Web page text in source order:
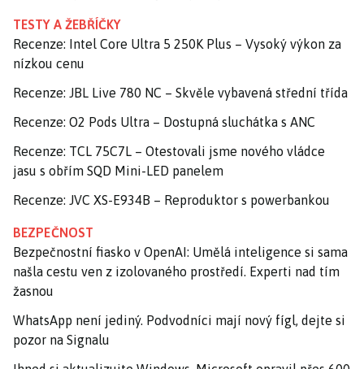
TESTY A ŽEBŘÍČKY
Recenze: Intel Core Ultra 5 250K Plus – Vysoký výkon za
nízkou cenu
Recenze: JBL Live 780 NC – Skvěle vybavená střední třída
Recenze: O2 Pods Ultra – Dostupná sluchátka s ANC
Recenze: TCL 75C7L – Otestovali jsme nového vládce
jasu s obřím SQD Mini-LED panelem
Recenze: JVC XS-E934B – Reproduktor s powerbankou
BEZPEČNOST
Bezpečnostní fiasko v OpenAI: Umělá inteligence si sama
našla cestu ven z izolovaného prostředí. Experti nad tím
žasnou
WhatsApp není jediný. Podvodníci mají nový fígl, dejte si
pozor na Signalu